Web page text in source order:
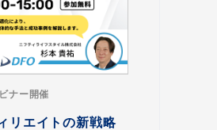
ナー開催
リエイトの新戦略